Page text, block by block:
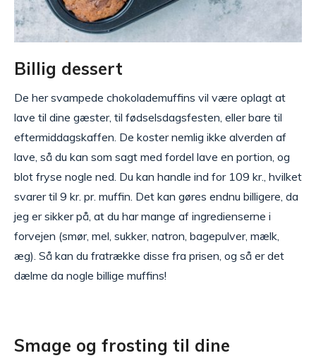
Billig dessert
De her svampede chokolademuffins vil være oplagt at
lave til dine gæster, til fødselsdagsfesten, eller bare til
eftermiddagskaffen. De koster nemlig ikke alverden af
lave, så du kan som sagt med fordel lave en portion, og
blot fryse nogle ned. Du kan handle ind for 109 kr., hvilket
svarer til 9 kr. pr. muffin. Det kan gøres endnu billigere, da
jeg er sikker på, at du har mange af ingredienserne i
forvejen (smør, mel, sukker, natron, bagepulver, mælk,
æg). Så kan du fratrække disse fra prisen, og så er det
dælme da nogle billige muffins!
Smage og frosting til dine